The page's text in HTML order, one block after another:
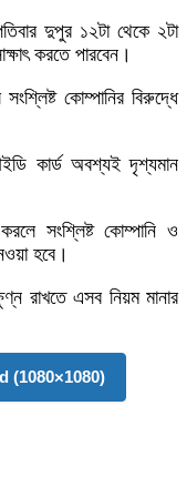
দুপুর ১২টা থেকে ২টা
করতে পারবেন।
কোম্পানির বিরুদ্ধে
কার্ড অবশ্যই দৃশ্যমান
সংশ্লিষ্ট কোম্পানি ও
হবে।
রাখতে এসব নিয়ম মানার
(1080×1080)